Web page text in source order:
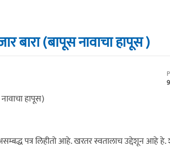
बारा (बापूस नावाचा हापूस )
हापूस)
पत्र लिहीतो आहे. खरतर स्वतालाच उद्देशून